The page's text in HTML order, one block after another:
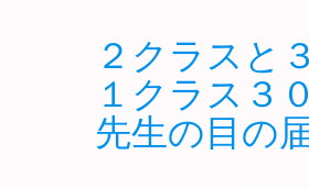
２クラスと
１クラス３
先生の目の